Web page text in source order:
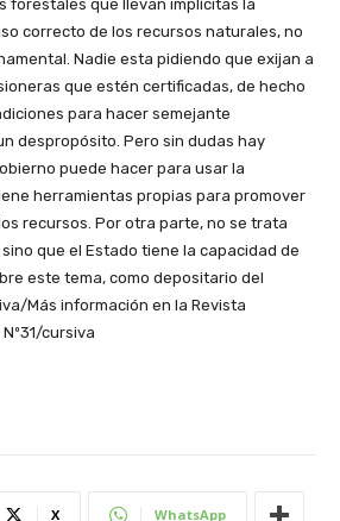
forestales que llevan implícitas la
correcto de los recursos naturales, no
Nadie esta pidiendo que exijan a
que estén certificadas, de hecho
para hacer semejante
despropósito. Pero sin dudas hay
puede hacer para usar la
herramientas propias para promover
recursos. Por otra parte, no se trata
que el Estado tiene la capacidad de
este tema, como depositario del
Más información en la Revista
cursiva
X WhatsApp